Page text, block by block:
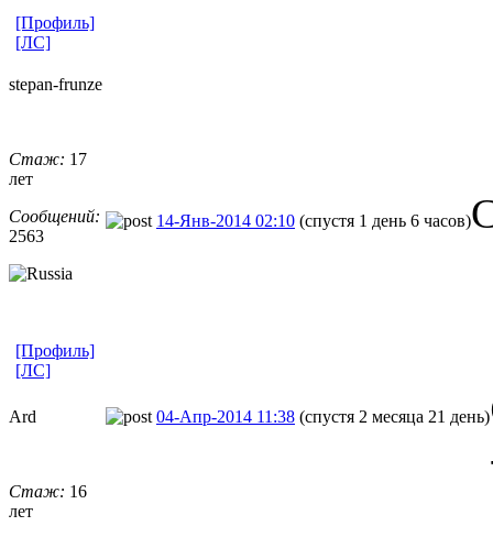
[Профиль]
[ЛС]
stepan-frunz​e
Стаж: 17
лет
Сообщений:
2563
14-Янв-2014 02:10 (спустя 1 день 6 часов)
[Профиль]
[ЛС]
Ard
Стаж: 16
лет
04-Апр-2014 11:38 (спустя 2 месяца 21 день)